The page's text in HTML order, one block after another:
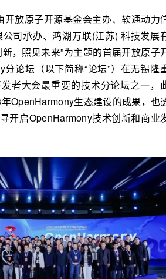
开放原子开源基金会主办、软通动力
司承办、鸿湖万联(江苏) 科技发展
，照见未来”为主题的首届开放原子
分论坛（以下简称“论坛”）在无锡隆
者大会最重要的技术分论坛之一，
OpenHarmony生态建设的成果，也
开启OpenHarmony技术创新和商业